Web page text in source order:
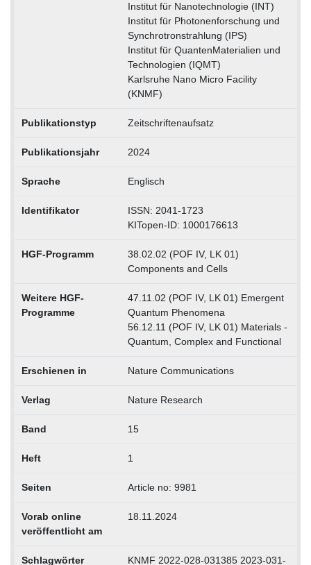
Institut für Nanotechnologie (INT)
Institut für Photonenforschung und
Synchrotronstrahlung (IPS)
Institut für QuantenMaterialien und
Technologien (IQMT)
Karlsruhe Nano Micro Facility
(KNMF)
Publikationstyp Zeitschriftenaufsatz
Publikationsjahr 2024
Sprache Englisch
Identifikator
ISSN: 2041-1723
KITopen-ID: 1000176613
HGF-Programm
38.02.02 (POF IV, LK 01)
Components and Cells
Weitere HGF-
Programme
47.11.02 (POF IV, LK 01) Emergent
Quantum Phenomena
56.12.11 (POF IV, LK 01) Materials -
Quantum, Complex and Functional
Erschienen in Nature Communications
Verlag Nature Research
Band 15
Heft 1
Seiten Article no: 9981
Vorab online
veröffentlicht am
18.11.2024
Schlagwörter KNMF 2022-028-031385 2023-031-